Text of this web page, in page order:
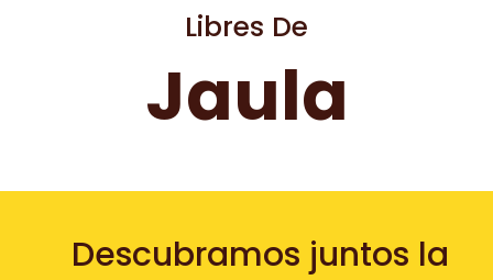
Libres De
Jaula
Descubramos juntos la